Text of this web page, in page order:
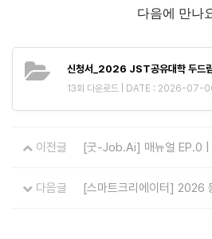
다음에 만나
신청서_2026 JST공유대학 두드
13회 다운로드 | DATE : 2026-07-
이전글
[굿-Job.Ai] 매뉴얼 EP.0 |
다음글
[스마트크리에이터] 2026